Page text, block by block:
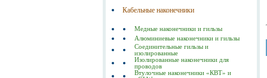
Кабельные наконечники
Медные наконечники и гильзы
Алюминиевые наконечники и гильзы
Соединительные гильзы и
изолированные
Изолированные наконечники для
проводов
Втулочные наконечники «КВТ» и